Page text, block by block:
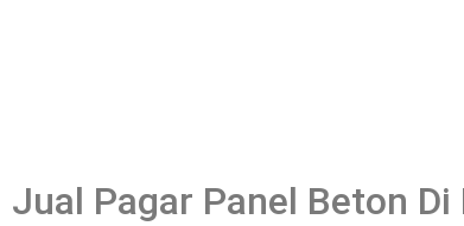
Jual Pagar Panel Beton